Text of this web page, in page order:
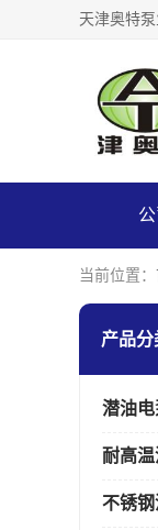
当前位置：
产品分
潜油电
耐高
不锈